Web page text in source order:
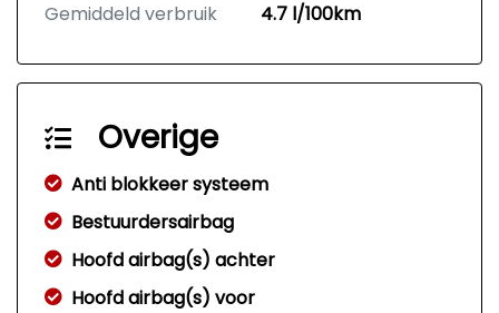
Gemiddeld verbruik
4.7 l/100km
Overige
Anti blokkeer systeem
Bestuurdersairbag
Hoofd airbag(s) achter
Hoofd airbag(s) voor